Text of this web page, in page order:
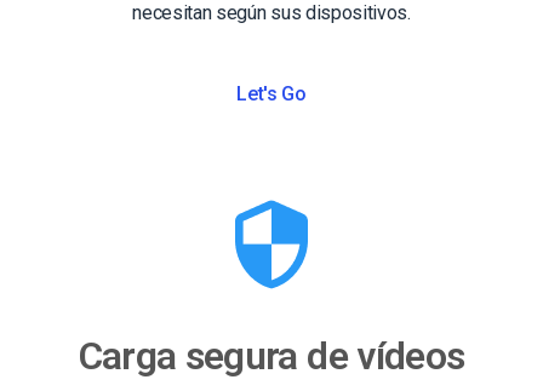
necesitan según sus dispositivos.
Let's Go
Carga segura de vídeos